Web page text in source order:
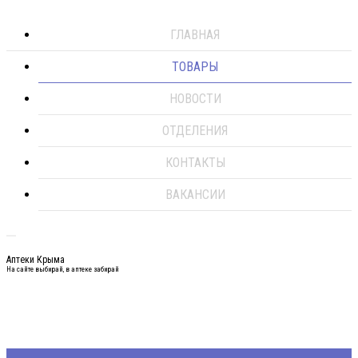
ГЛАВНАЯ
ТОВАРЫ
НОВОСТИ
ОТДЕЛЕНИЯ
КОНТАКТЫ
ВАКАНСИИ
Аптеки Крыма
На сайте выбирай, в аптеке забирай